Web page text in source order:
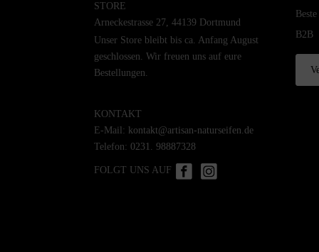
STORE
Arneckestrasse 27, 44139 Dortmund
Unser Store bleibt bis ca. Anfang August
geschlossen. Wir freuen uns auf eure
Bestellungen.
KONTAKT
E-Mail: kontakt@artisan-naturseifen.de
Telefon: 0231. 98887328
FOLGT UNS AUF
B2B